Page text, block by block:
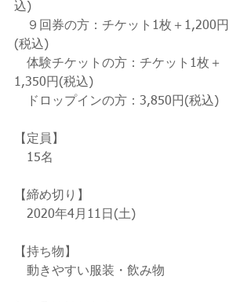
込)
９回券の方：チケット1枚＋1,200円
(税込)
体験チケットの方：チケット1枚＋
1,350円(税込)
ドロップインの方：3,850円(税込)
【定員】
15名
【締め切り】
2020年4月11日(土)
【持ち物】
動きやすい服装・飲み物